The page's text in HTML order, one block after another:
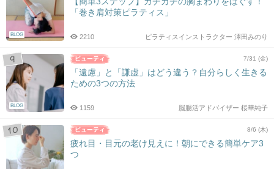
BLOG
「巻き肩対策ピラティス」
ピラティスインストラクター 澤田みのり
2210
BLOG
7/31 (金)
「遠慮」と「謙虚」はどう違う？自分らしく生きる
ための3つの方法
脳腸活アドバイザー 桜華純子
1159
8/6 (木)
疲れ目・目元の老け見えに！朝にできる簡単ケア3
つ